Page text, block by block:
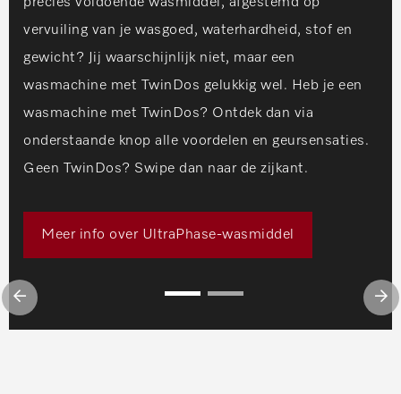
Vorige
slide
vervuiling van je wasgoed, waterhardheid, stof en
gewicht? Jij waarschijnlijk niet, maar een
wasmachine met TwinDos gelukkig wel. Heb je een
wasmachine met TwinDos? Ontdek dan via
onderstaande knop alle voordelen en geursensaties.
Geen TwinDos? Swipe dan naar de zijkant.
Meer info over UltraPhase-wasmiddel